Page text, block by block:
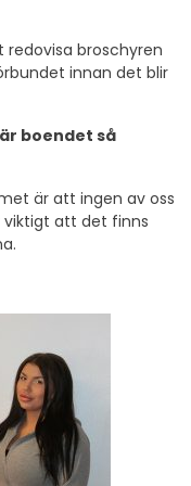
broschyren
innan det blir
boendet så
är att ingen av oss
viktigt att det finns